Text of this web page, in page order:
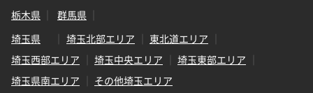
栃木県
群馬県
埼玉県
埼玉北部エリア
東北道エリア
埼玉西部エリア
埼玉中央エリア
埼玉東部エリア
埼玉県南エリア
その他埼玉エリア